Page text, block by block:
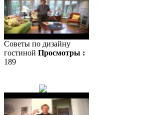
Советы по дизайну
гостиной Просмотры :
189